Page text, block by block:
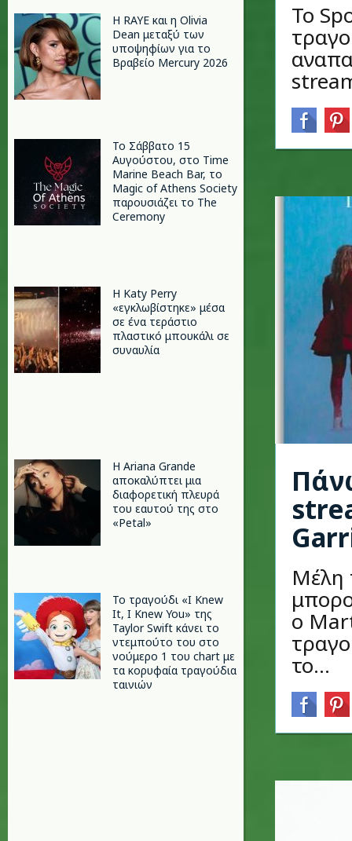
Η RAYE και η Olivia
Dean μεταξύ των
υποψηφίων για το
Βραβείο Mercury 2026
Το Σάββατο 15
Αυγούστου, στο Time
Marine Beach Bar, το
Magic of Athens Society
παρουσιάζει το The
Ceremony
H Katy Perry
«εγκλωβίστηκε» μέσα
σε ένα τεράστιο
πλαστικό μπουκάλι σε
συναυλία
Η Ariana Grande
αποκαλύπτει μια
διαφορετική πλευρά
του εαυτού της στο
«Petal»
Το τραγούδι «I Knew
It, I Knew You» της
Taylor Swift κάνει το
ντεμπούτο του στο
νούμερο 1 του chart με
τα κορυφαία τραγούδια
ταινιών
Το
Μέλη
ο
το...